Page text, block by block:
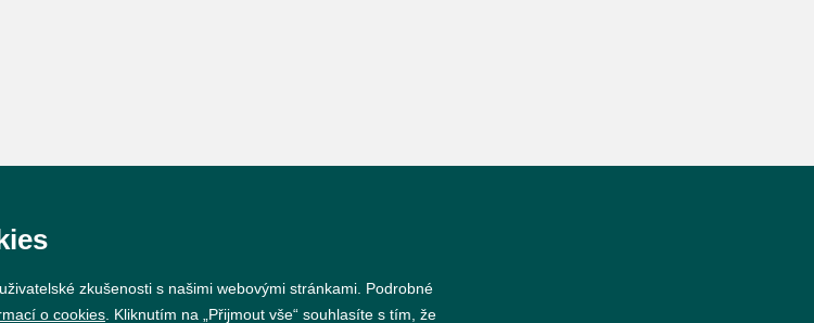
zkušenosti s našimi webovými stránkami. Podrobné
o cookies . Kliknutím na „Přijmout vše“ souhlasíte s tím, že